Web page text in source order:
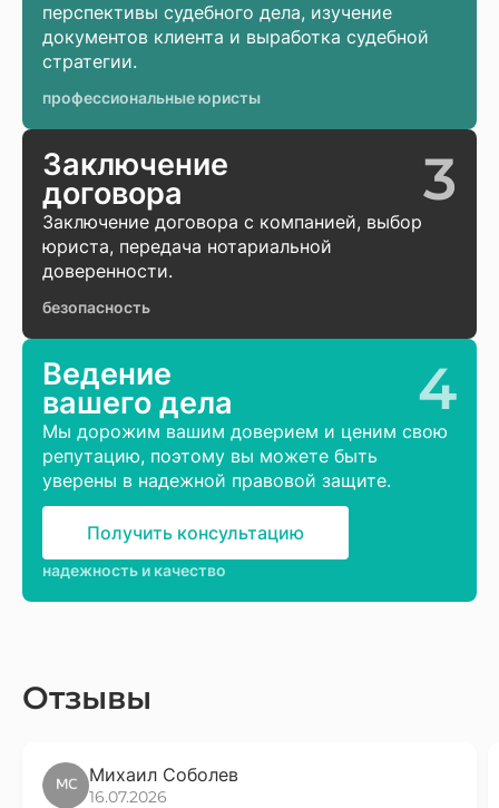
перспективы судебного дела, изучение
документов клиента и выработка судебной
стратегии.
профессиональные юристы
Заключение
договора
3
Заключение договора с компанией, выбор
юриста, передача нотариальной
доверенности.
безопасность
Ведение
вашего дела
4
Мы дорожим вашим доверием и ценим свою
репутацию, поэтому вы можете быть
уверены в надежной правовой защите.
Получить консультацию
надежность и качество
Отзывы
Михаил Соболев
16.07.2026